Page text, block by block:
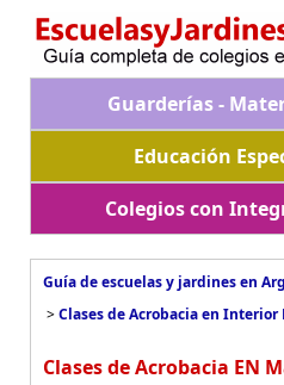
Guarderías -
Educación
Colegios con
Guía de escuelas y jardines en
>Clases de Acrobacia en Interior
Clases de Acrobacia EN